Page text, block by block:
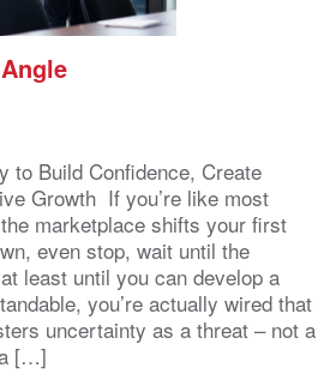
to Build Confidence, Create
Growth If you’re like most
marketplace shifts your first
even stop, wait until the
least until you can develop a
you’re actually wired that
uncertainty as a threat – not a
[…]